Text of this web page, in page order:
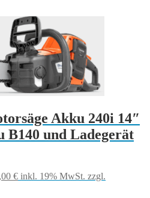
Akku 240i 14″
B140 und Ladegerät
€Aktueller
inkl. 19% MwSt. zzgl.